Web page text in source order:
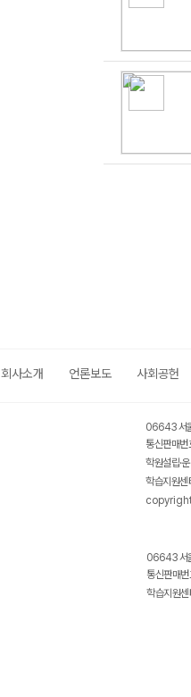
회사소개 언론보도 사회공헌
06643 서
통신판매
학원설립·
학습지원
06643 서
통신판매
학습지원